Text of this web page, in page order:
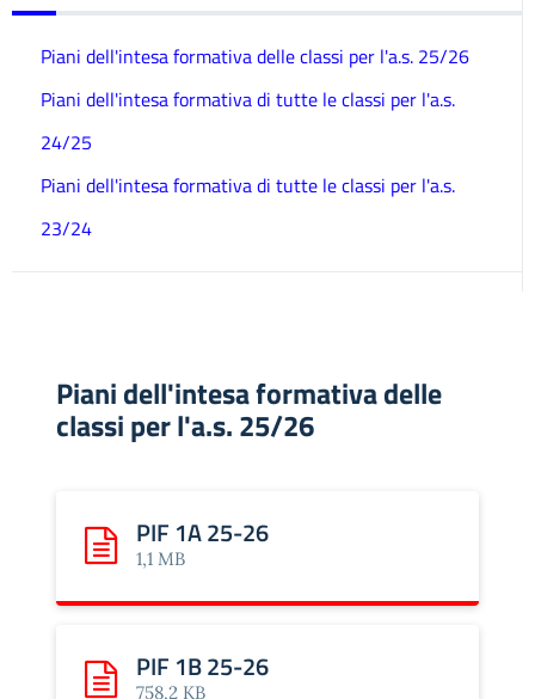
Piani dell'intesa formativa delle classi per l'a.s. 25/26
Piani dell'intesa formativa di tutte le classi per l'a.s.
24/25
Piani dell'intesa formativa di tutte le classi per l'a.s.
23/24
Piani dell'intesa formativa delle
classi per l'a.s. 25/26
Scarica: PIF 1A 25-26
PIF 1A 25-26
1,1 MB
Scarica: PIF 1B 25-26
PIF 1B 25-26
758,2 KB